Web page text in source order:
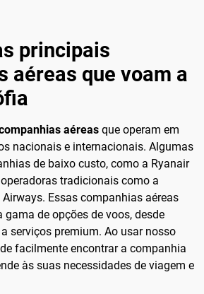
principais
aéreas que voam a
aéreas que operam em
nacionais e internacionais. Algumas
de baixo custo, como a Ryanair
tradicionais como a
Essas companhias aéreas
de opções de voos, desde
serviços premium. Ao usar nosso
facilmente encontrar a companhia
às suas necessidades de viagem e